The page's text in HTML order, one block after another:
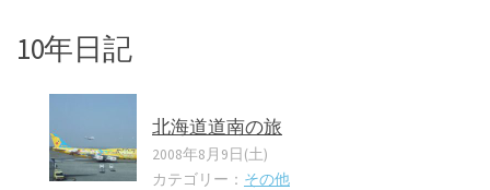
10年日記
北海道道南の旅
2008年8月9日(土)
カテゴリー： その他